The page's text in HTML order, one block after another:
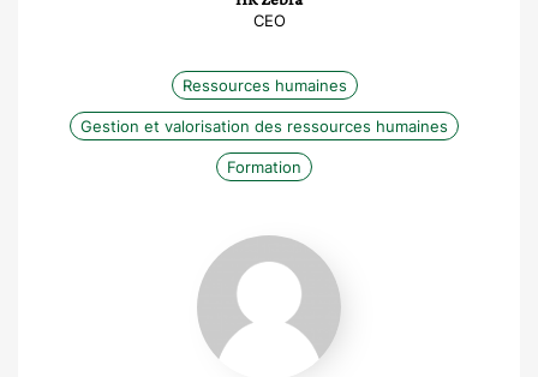
CEO
Ressources humaines
Gestion et valorisation des ressources humaines
Formation
Christelle
Didier